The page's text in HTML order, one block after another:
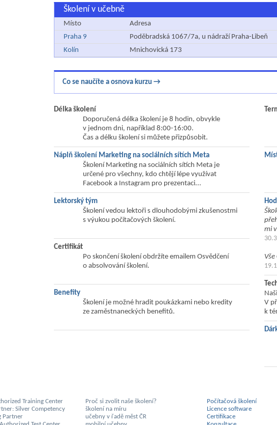
Školení v učebně
Místo Adresa
Praha 9
Poděbradská 1067/7a, u nádraží Praha-Libeň
Kolín
Mnichovická 173
Co se naučíte a osnova kurzu →
Délka školení
Doporučená délka školení je 8 hodin, obvykle
v jednom dni, například 8:00-16:00.
Čas a délku školení si můžete přizpůsobit.
Náplň školení Marketing na sociálních sítích Meta
Školení Marketing na sociálních sítích Meta je
určené pro všechny, kdo chtějí lépe využívat
Facebook a Instagram pro prezentaci...
Lektorský tým
Školení vedou lektoři s dlouhodobými zkušenostmi
s výukou počítačových školení.
Certifikát
Po skončení školení obdržíte emailem Osvědčení
o absolvování školení.
Benefity
Školení je možné hradit poukázkami nebo kredity
ze zaměstnaneckých benefitů.
mi
Vše
V
k
Training Center
Silver Competency
Partner
Proč si zvolit naše školení?
školení na míru
učebny v řadě měst ČR
Počítačová školení
Licence software
Certifikace